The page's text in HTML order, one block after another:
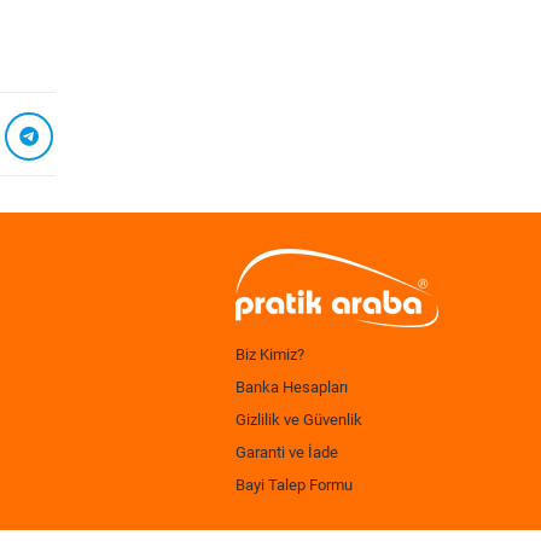
Biz Kimiz?
Banka Hesapları
Gizlilik ve Güvenlik
Garanti ve İade
Bayi Talep Formu